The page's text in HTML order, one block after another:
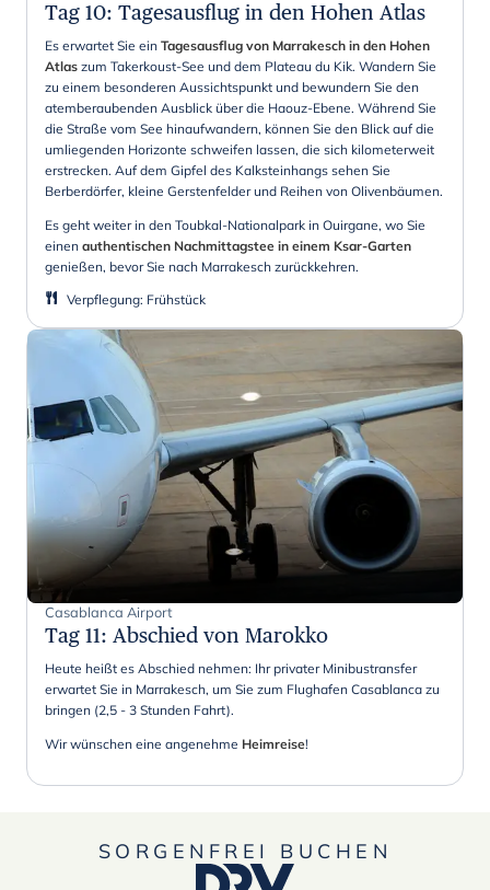
Tag 10: Tagesausflug in den Hohen Atlas
Es erwartet Sie ein Tagesausflug von Marrakesch in den Hohen
Atlas zum Takerkoust-See und dem Plateau du Kik. Wandern Sie
zu einem besonderen Aussichtspunkt und bewundern Sie den
atemberaubenden Ausblick über die Haouz-Ebene. Während Sie
die Straße vom See hinaufwandern, können Sie den Blick auf die
umliegenden Horizonte schweifen lassen, die sich kilometerweit
erstrecken. Auf dem Gipfel des Kalksteinhangs sehen Sie
Berberdörfer, kleine Gerstenfelder und Reihen von Olivenbäumen.
Es geht weiter in den Toubkal-Nationalpark in Ouirgane, wo Sie
einen authentischen Nachmittagstee in einem Ksar-Garten
genießen, bevor Sie nach Marrakesch zurückkehren.
Verpflegung: Frühstück
Casablanca Airport
Tag 11: Abschied von Marokko
Heute heißt es Abschied nehmen: Ihr privater Minibustransfer
erwartet Sie in Marrakesch, um Sie zum Flughafen Casablanca zu
bringen (2,5 - 3 Stunden Fahrt).
Wir wünschen eine angenehme Heimreise!
SORGENFREI BUCHEN